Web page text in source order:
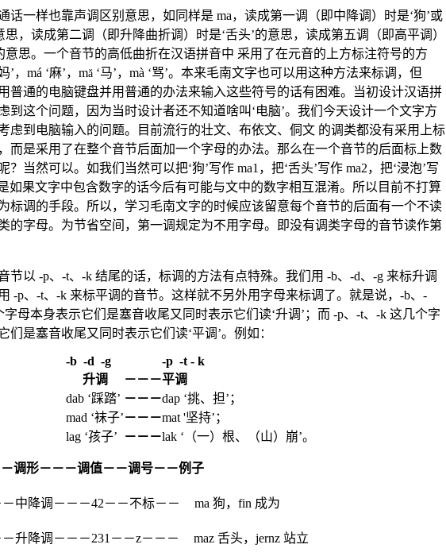
话一样也靠声调区别意思，如同样是 ma，读成第一调（即中降调）时是‘狗’或
思，读成第二调（即升降曲折调）时是‘舌头’的意思，读成第五调（即高平调）
意思。一个音节的高低曲折在汉语拼音中 采用了在元音的上方标注符号的方
’，má ‘麻’，mǎ ‘马’，mà ‘骂’。本来毛南文字也可以用这种方法来标调，但
普通的电脑键盘并用普通的办法来输入这些符号的话有困难。当初设计汉语拼
到这个问题，因为当时设计者还不知道啥叫‘电脑’。我们今天设计一个文字方
虑到电脑输入的问题。目前流行的壮文、布依文、侗文 的调类都没有采用上标
而是采用了在整个音节后面加一个字母的办法。那么在一个音节的后面标上数
？当然可以。如我们当然可以把‘狗’写作 ma1，把‘舌头’写作 ma2，把‘浸泡’写
如果文字中包含数字的话今后有可能与文中的数字相互混淆。所以目前不打算
标调的手段。所以，学习毛南文字的时候应该留意每个音节的后面有一个不读
的字母。为节省空间，第一调规定为不用字母。即没有调类字母的音节读作第
节以 -p、-t、-k 结尾的话，标调的方法有点特殊。我们用 -b、-d、-g 来标升调
-p、-t、-k 来标平调的音节。这样就不另外用字母来标调了。就是说，-b、-
字母本身表示它们是塞音收尾又同时表示它们读‘升调’；而 -p、-t、-k 这几个字
们是塞音收尾又同时表示它们读‘平调’。例如：
-b -d -g
-p -t - k
升调
－－－平调
dab ‘踩踏’ －－－dap ‘挑、担’；
mad ‘袜子’－－－mat '坚持’；
lag ‘孩子’
－－－lak ‘（一）根、（山）崩’。
调形－－－调值－－调号－－例子
中降调－－－42－－不标－－ ma 狗，fin 成为
升降调－－－231－－z－－－ maz 舌头，jernz 站立